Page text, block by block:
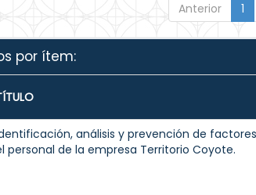
Anterior 1
por ítem:
análisis y prevención de
personal de la empresa Territorio Coyote.